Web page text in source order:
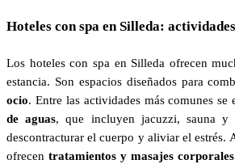
Hoteles con spa en Silleda:
Los hoteles con spa en Silleda ofrecen
estancia. Son espacios diseñados para
ocio. Entre las actividades más comunes se
de aguas, que incluyen jacuzzi, sauna y
descontracturar el cuerpo y aliviar el estrés.
ofrecen tratamientos y masajes